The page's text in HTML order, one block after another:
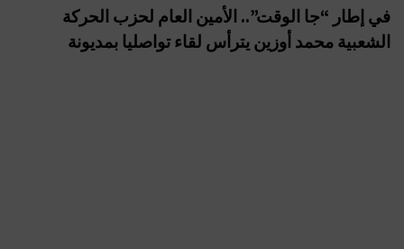
في إطار “جا الوقت”.. الأمين العام لحزب الحركة
الشعبية محمد أوزين يترأس لقاء تواصليا بمديونة